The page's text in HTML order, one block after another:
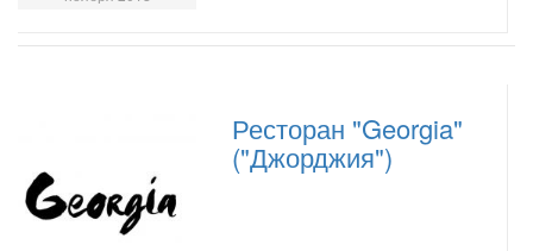
Ресторан "Georgia"
("Джорджия")